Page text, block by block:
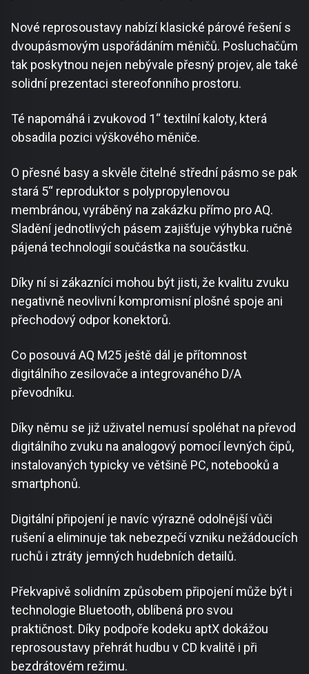
Nové reprosoustavy nabízí klasické párové řešení s
dvoupásmovým uspořádáním měničů. Posluchačům
tak poskytnou nejen nebývale přesný projev, ale také
solidní prezentaci stereofonního prostoru.
Té napomáhá i zvukovod 1“ textilní kaloty, která
obsadila pozici výškového měniče.
O přesné basy a skvěle čitelné střední pásmo se pak
stará 5“ reproduktor s polypropylenovou
membránou, vyráběný na zakázku přímo pro AQ.
Sladění jednotlivých pásem zajišťuje výhybka ručně
pájená technologií součástka na součástku.
Díky ní si zákazníci mohou být jisti, že kvalitu zvuku
negativně neovlivní kompromisní plošné spoje ani
přechodový odpor konektorů.
Co posouvá AQ M25 ještě dál je přítomnost
digitálního zesilovače a integrovaného D/A
převodníku.
Díky němu se již uživatel nemusí spoléhat na převod
digitálního zvuku na analogový pomocí levných čipů,
instalovaných typicky ve většině PC, notebooků a
smartphonů.
Digitální připojení je navíc výrazně odolnější vůči
rušení a eliminuje tak nebezpečí vzniku nežádoucích
ruchů i ztráty jemných hudebních detailů.
Překvapivě solidním způsobem připojení může být i
technologie Bluetooth, oblíbená pro svou
praktičnost. Díky podpoře kodeku aptX dokážou
reprosoustavy přehrát hudbu v CD kvalitě i při
bezdrátovém režimu.